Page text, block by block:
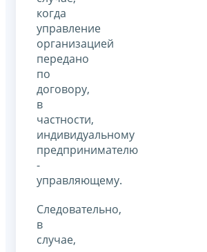
когда
управление
организацией
передано
по
договору,
в
частности,
индивидуальному
предпринимателю
-
управляющему.
Следовательно,
в
случае,